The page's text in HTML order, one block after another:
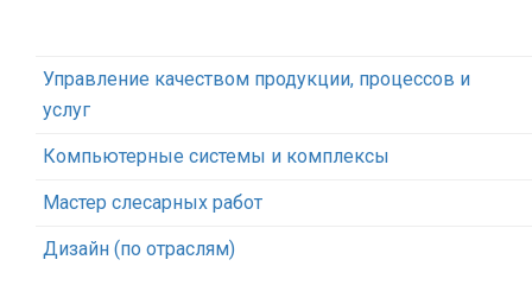
Управление качеством продукции, процессов и
услуг
Компьютерные системы и комплексы
Мастер слесарных работ
Дизайн (по отраслям)